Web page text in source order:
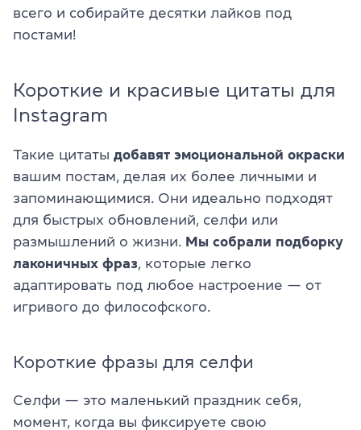
всего и собирайте десятки лайков под
постами!
Короткие и красивые цитаты для
Instagram
Такие цитаты добавят эмоциональной окраски
вашим постам, делая их более личными и
запоминающимися. Они идеально подходят
для быстрых обновлений, селфи или
размышлений о жизни. Мы собрали подборку
лаконичных фраз , которые легко
адаптировать под любое настроение — от
игривого до философского.
Короткие фразы для селфи
Селфи — это маленький праздник себя,
момент, когда вы фиксируете свою